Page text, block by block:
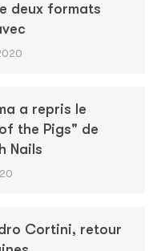
deux formats
a repris le
the Pigs" de
Nails
Cortini, retour